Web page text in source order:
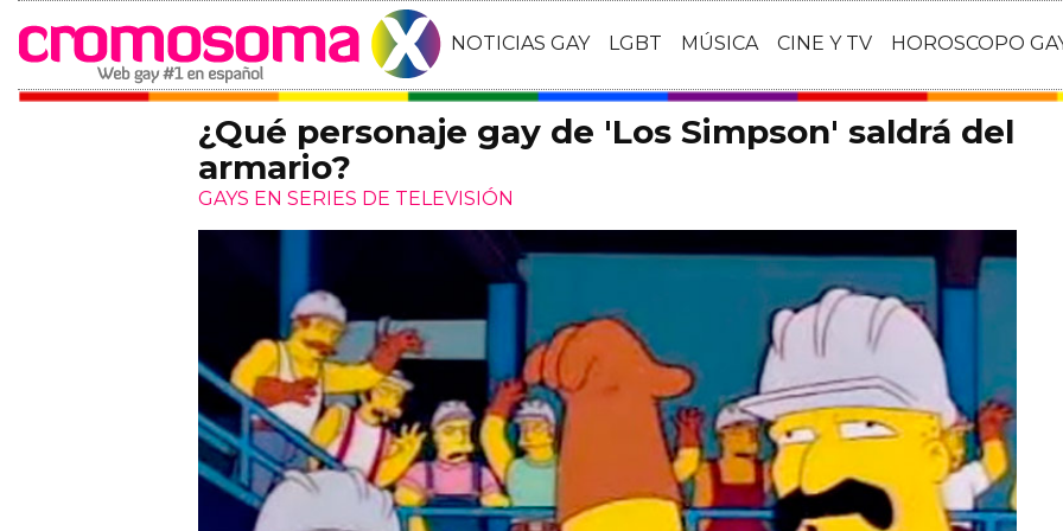
NOTICIAS GAY LGBT MÚSICA CINE Y TV HOROSCOPO
¿Qué personaje gay de 'Los Simpson' saldrá del
armario?
GAYS EN SERIES DE TELEVISIÓN